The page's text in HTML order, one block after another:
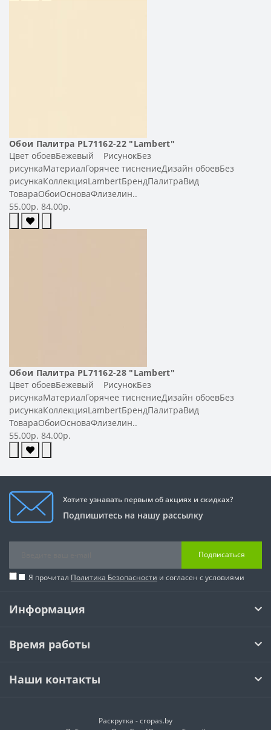
Обои Палитра PL71162-22 "Lambert"
Цвет обоевБежевый РисунокБез
рисункаМатериалГорячее тиснениеДизайн обоевБез
рисункаКоллекцияLambertБрендПалитраВид
ТовараОбоиОсноваФлизелин..
55.00р. 84.00р.
Обои Палитра PL71162-28 "Lambert"
Цвет обоевБежевый РисунокБез
рисункаМатериалГорячее тиснениеДизайн обоевБез
рисункаКоллекцияLambertБрендПалитраВид
ТовараОбоиОсноваФлизелин..
55.00р. 84.00р.
Хотите узнавать первым об акциях и скидках?
Подпишитесь на нашу рассылку
Подписаться
Я прочитал Политика Безопасности и согласен с условиями
Информация
Время работы
Наши контакты
Раскрутка -cropas.by